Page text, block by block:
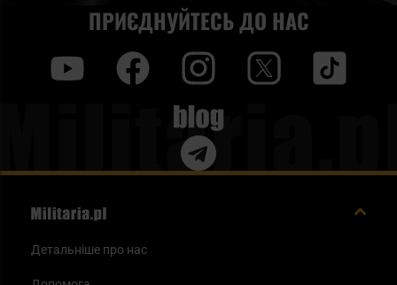
ПРИЄДНУЙТЕСЬ ДО НАС
Blog
Детальніше про нас